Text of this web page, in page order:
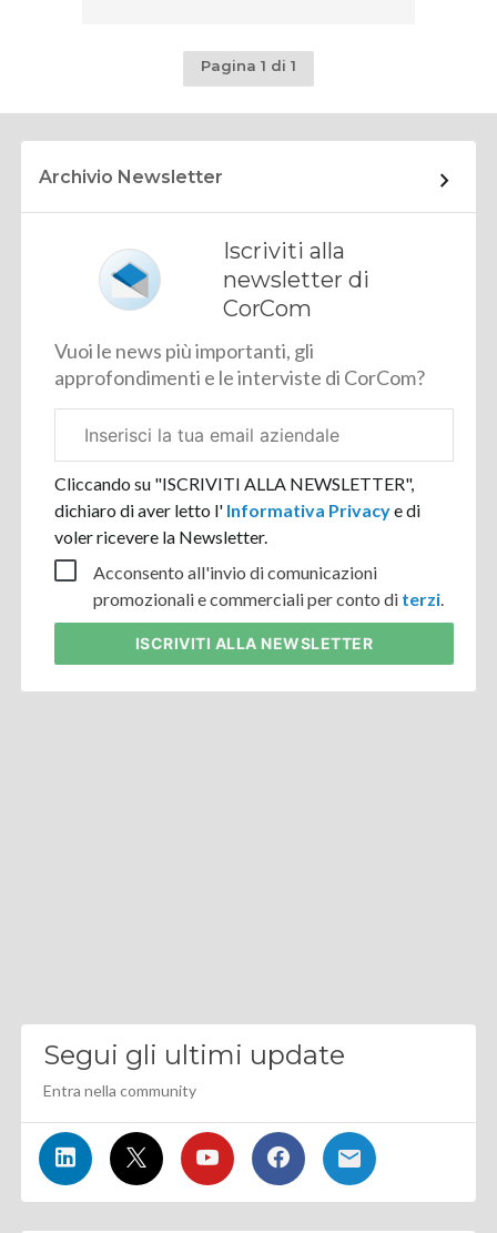
Pagina 1 di 1
Archivio Newsletter
Iscriviti alla
newsletter di
CorCom
Vuoi le news più importanti, gli
approfondimenti e le interviste di CorCom?
aziendale
Cliccando su "ISCRIVITI ALLA NEWSLETTER",
dichiaro di aver letto l' Informativa Privacye di
voler ricevere la Newsletter.
Acconsento all'invio di comunicazioni
promozionali e commerciali per conto di terzi.
ISCRIVITI ALLA NEWSLETTER
Segui gli ultimi update
Entra nella community